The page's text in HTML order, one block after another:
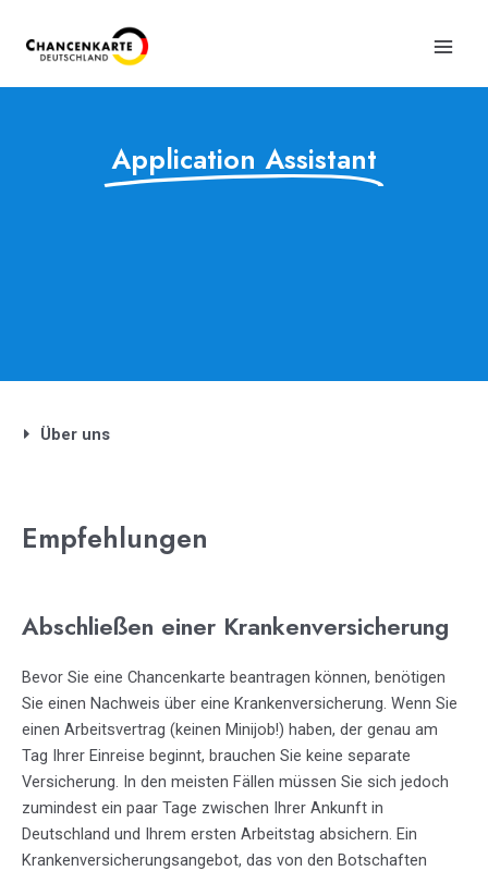
Application Assistant
Über uns
Empfehlungen
Abschließen einer Krankenversicherung
Bevor Sie eine Chancenkarte beantragen können, benötigen
Sie einen Nachweis über eine Krankenversicherung. Wenn Sie
einen Arbeitsvertrag (keinen Minijob!) haben, der genau am
Tag Ihrer Einreise beginnt, brauchen Sie keine separate
Versicherung. In den meisten Fällen müssen Sie sich jedoch
zumindest ein paar Tage zwischen Ihrer Ankunft in
Deutschland und Ihrem ersten Arbeitstag absichern. Ein
Krankenversicherungsangebot, das von den Botschaften